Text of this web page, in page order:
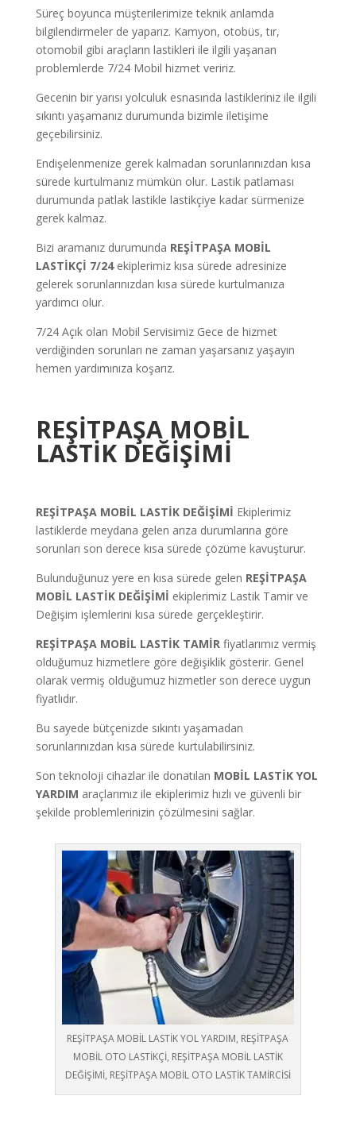
Süreç boyunca müşterilerimize teknik anlamda
bilgilendirmeler de yaparız. Kamyon, otobüs, tır,
otomobil gibi araçların lastikleri ile ilgili yaşanan
problemlerde 7/24 Mobil hizmet veririz.
Gecenin bir yarısı yolculuk esnasında lastikleriniz ile ilgili
sıkıntı yaşamanız durumunda bizimle iletişime
geçebilirsiniz.
Endişelenmenize gerek kalmadan sorunlarınızdan kısa
sürede kurtulmanız mümkün olur. Lastik patlaması
durumunda patlak lastikle lastikçiye kadar sürmenize
gerek kalmaz.
Bizi aramanız durumunda REŞİTPAŞA MOBİL
LASTİKÇİ 7/24 ekiplerimiz kısa sürede adresinize
gelerek sorunlarınızdan kısa sürede kurtulmanıza
yardımcı olur.
7/24 Açık olan Mobil Servisimiz Gece de hizmet
verdiğinden sorunları ne zaman yaşarsanız yaşayın
hemen yardımınıza koşarız.
REŞİTPAŞA MOBİL
LASTİK DEĞİŞİMİ
REŞİTPAŞA MOBİL LASTİK DEĞİŞİMİ Ekiplerimiz
lastiklerde meydana gelen arıza durumlarına göre
sorunları son derece kısa sürede çözüme kavuşturur.
Bulunduğunuz yere en kısa sürede gelen REŞİTPAŞA
MOBİL LASTİK DEĞİŞİMİ ekiplerimiz Lastik Tamir ve
Değişim işlemlerini kısa sürede gerçekleştirir.
REŞİTPAŞA MOBİL LASTİK TAMİR fiyatlarımız vermiş
olduğumuz hizmetlere göre değişiklik gösterir. Genel
olarak vermiş olduğumuz hizmetler son derece uygun
fiyatlıdır.
Bu sayede bütçenizde sıkıntı yaşamadan
sorunlarınızdan kısa sürede kurtulabilirsiniz.
Son teknoloji cihazlar ile donatılan MOBİL LASTİK YOL
YARDIM araçlarımız ile ekiplerimiz hızlı ve güvenli bir
şekilde problemlerinizin çözülmesini sağlar.
REŞİTPAŞA MOBİL LASTİK YOL YARDIM, REŞİTPAŞA
MOBİL OTO LASTİKÇİ, REŞİTPAŞA MOBİL LASTİK
DEĞİŞİMİ, REŞİTPAŞA MOBİL OTO LASTİK TAMİRCİSİ